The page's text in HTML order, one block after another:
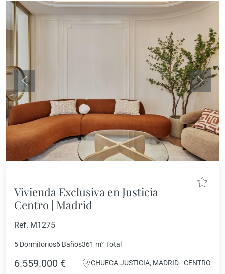
Anterior
Vivienda Exclusiva en Justicia |
Centro | Madrid
Ref. M1275
5 Dormitorios6 Baños361 m² Total
6.559.000 € CHUECA-JUSTICIA, MADRID - CENTRO